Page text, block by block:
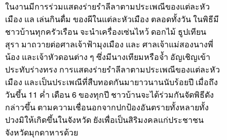
ในงานมีการร่วมแสดงร่ายรำลีลาตามประเพณีของแต่ละหัว
เมือง แล เล่นกินดื่ม ของผีในแต่ละหัวเมือง ตลอดทั้งวัน ในพิธีมี
ชาวบ้านทุกครัวเรือน จะนำเครื่องเซ่นไหว้ ดอกไม้ ธูปเทียน
สุรา มาถวายต่อศาลเจ้าฟ้ามุงเมือง และ ศาลเจ้าแม่สองนางพี่
น้อง และเจ้าหัวดอนต่าง ๆ ซึ่งมีนางเทียมหรือจ้ำ อัญเชิญเข้า
ประทับร่างทรง การแสดงร่ายรำลีลาตามประเพณีของแต่ละหัว
เมือง และเป็นประเพณีที่สืบทอดกันมายาวนานนับร้อยปี เมื่อถึง
วันขึ้น 11 ค่ำ เดือน 6 ของทุกปี ชาวบ้านจะได้ร่วมกันจัดพิธีดัง
กล่าวขึ้น ตามความเชื่อนอกจากปกป้องอันตรายทั้งหลายทั้ง
ปวงมิให้เกิดขึ้นในจังหวัด ยังเพื่อเป็นสิริมงคลแก่ประชาชน
จังหวัดมุกดาหารด้วย